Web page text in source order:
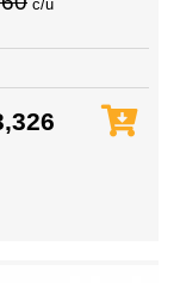
c/u